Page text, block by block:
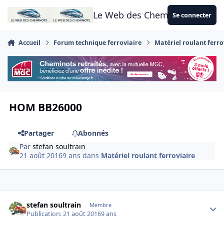
Aller au contenu
Le Web des CheminotsSe connecter
Accueil Forum technique ferroviaire Matériel roulant
HOM BB26000
Partager
Abonnés
Parstefan soultrain
21 août 20169 ans dans Matériel roulant ferroviaire
stefan soultrain Membre
Publication:21 août 20169 ans